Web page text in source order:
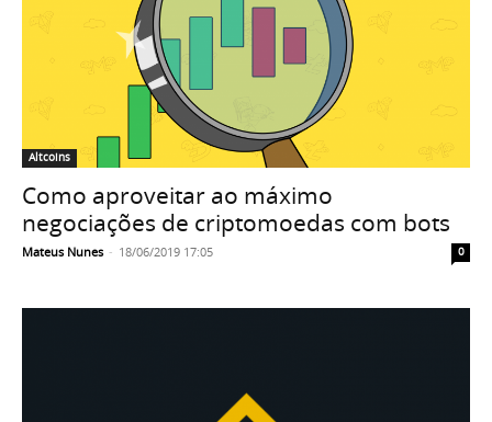
Altcoins
Como aproveitar ao máximo
negociações de criptomoedas com bots
Mateus Nunes - 18/06/2019 17:05 0